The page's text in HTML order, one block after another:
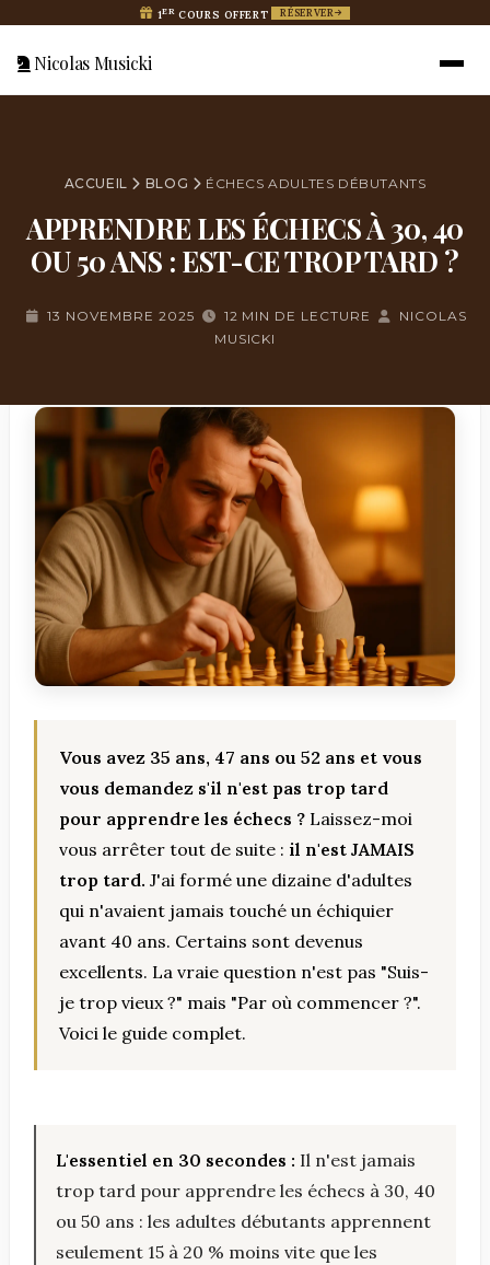
1ERCOURS OFFERT RÉSERVER
Nicolas Musicki
ACCUEIL BLOG ÉCHECS ADULTES DÉBUTANTS
APPRENDRE LES ÉCHECS À 30, 40
OU 50 ANS : EST-CE TROP TARD ?
13 NOVEMBRE 2025 12 MIN DE LECTURE
NICOLAS
MUSICKI
Vous avez 35 ans, 47 ans ou 52 ans et vous
vous demandez s'il n'est pas trop tard
pour apprendre les échecs ? Laissez-moi
vous arrêter tout de suite : il n'est JAMAIS
trop tard. J'ai formé une dizaine d'adultes
qui n'avaient jamais touché un échiquier
avant 40 ans. Certains sont devenus
excellents. La vraie question n'est pas "Suis-
je trop vieux ?" mais "Par où commencer ?".
Voici le guide complet.
L'essentiel en 30 secondes : Il n'est jamais
trop tard pour apprendre les échecs à 30, 40
ou 50 ans : les adultes débutants apprennent
seulement 15 à 20 % moins vite que les